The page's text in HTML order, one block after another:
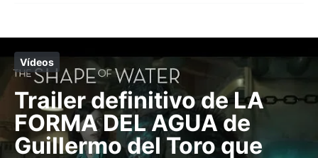
Vídeos
Trailer definitivo de LA
FORMA DEL AGUA de
Guillermo del Toro que